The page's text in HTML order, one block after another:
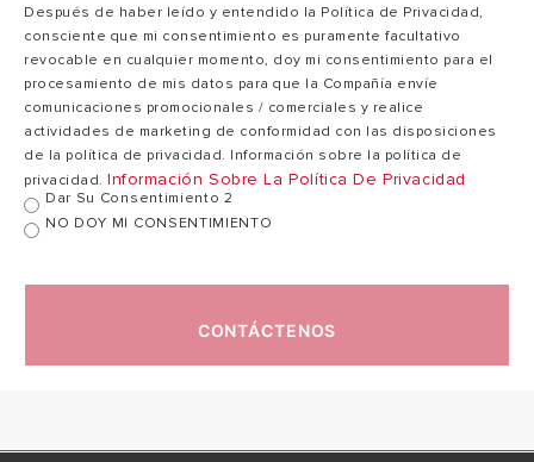
Temp. máx.
ejercicio
80
°C
Presión máx.
ejercicio
8
Peso neto 28,3kg
Después de haber leído y entendido la Política de Privacidad,
consciente que mi consentimiento es puramente facultativo
revocable en cualquier momento, doy mi consentimiento para el
procesamiento de mis datos para que la Compañía envíe
comunicaciones promocionales / comerciales y realice
actividades de marketing de conformidad con las disposiciones
de la política de privacidad. Información sobre la política de
privacidad. Información Sobre La Política De Privacidad
Dar Su Consentimiento 2
NO DOY MI CONSENTIMIENTO
CONTÁCTENOS